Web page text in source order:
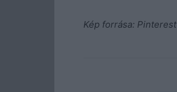
Kép forrása: Pinterest